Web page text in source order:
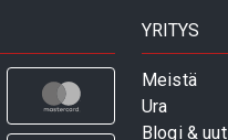
YRITYS
Meistä
Ura
Blogi &